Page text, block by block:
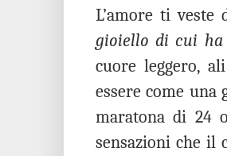
L’amore ti
gioiello di cui ha
cuore leggero,
essere come una
maratona di 24
sensazioni che il